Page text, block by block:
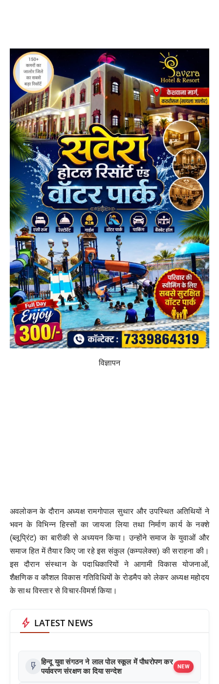
विज्ञापन
अवलोकन के दौरान अध्यक्ष रामगोपाल सुथार और उपस्थित अतिथियों ने
भवन के विभिन्न हिस्सों का जायजा लिया तथा निर्माण कार्य के नक्शे
(ब्लूप्रिंट) का बारीकी से अध्ययन किया। उन्होंने समाज के युवाओं और
समाज हित में तैयार किए जा रहे इस संकुल (कम्पलेक्स) की सराहना की।
इस दौरान संस्थान के पदाधिकारियों ने आगामी विकास योजनाओं,
शैक्षणिक व कौशल विकास गतिविधियों के रोडमैप को लेकर अध्यक्ष महोदय
के साथ विस्तार से विचार-विमर्श किया।
bolt LATEST NEWS
flash_on हिन्दू युवा संगठन ने लाल पोल स्कूल में पौधरोपण कर
पर्यावरण संरक्षण का दिया सन्देश
NEW